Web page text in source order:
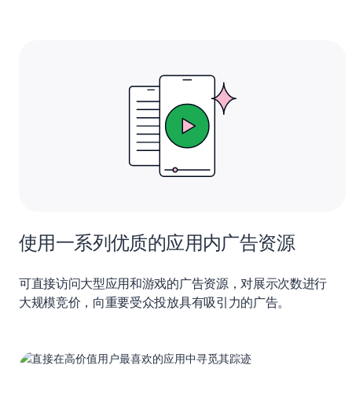
使用一系列优质的应用内广告资源
可直接访问大型应用和游戏的广告资源，对展示次数进行
大规模竞价，向重要受众投放具有吸引力的广告。